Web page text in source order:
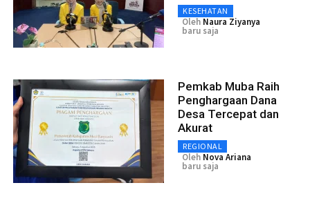
KESEHATAN
Oleh Naura Ziyanya
baru saja
Pemkab Muba Raih
Penghargaan Dana
Desa Tercepat dan
Akurat
REGIONAL
Oleh Nova Ariana
baru saja